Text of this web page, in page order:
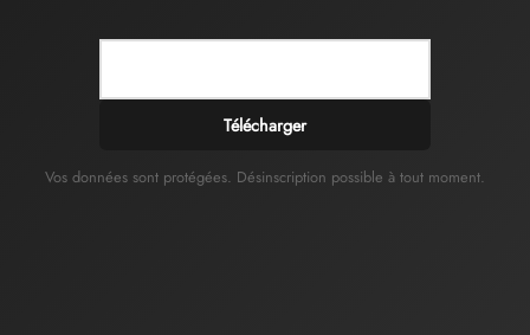
Télécharger
Vos données sont protégées. Désinscription possible à tout moment.